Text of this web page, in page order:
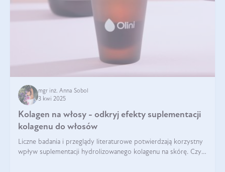
mgr inż. Anna Sobol
3 kwi 2025
Kolagen na włosy - odkryj efekty suplementacji
kolagenu do włosów
Liczne badania i przeglądy literaturowe potwierdzają korzystny
wpływ suplementacji hydrolizowanego kolagenu na skórę. Czy